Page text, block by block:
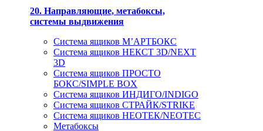
20. Направляющие, метабоксы,
системы выдвижения
Система ящиков М’АРТБОКС
Система ящиков НЕКСТ 3D/NEXT
3D
Система ящиков ПРОСТО
БОКС/SIMPLE BOX
Система ящиков ИНДИГО/INDIGO
Система ящиков СТРАЙК/STRIKE
Система ящиков НЕОТЕК/NEOTEC
Метабоксы